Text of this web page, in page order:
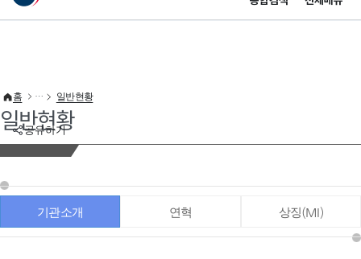
이 누리집은 대한민국 공식 전자정부 누리집입니다.
공유하기
홈 일반현황
일반현황
기관소개 연혁 상징(MI)